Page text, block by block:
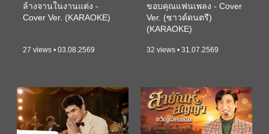
ล้างจานในงานแต่ง -
Cover Ver. (KARAOKE)
27 views • 03.08.2569
ขอบคุณแฟนเพลง - Cover
Ver. (ซาวด์ดนตรี)
(KARAOKE)
32 views • 31.07.2569